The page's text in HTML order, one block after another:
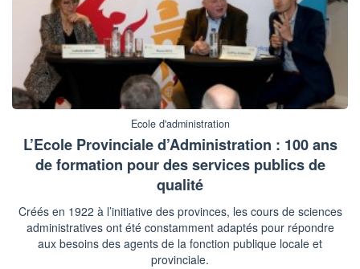
Ecole d'administration
L’Ecole Provinciale d’Administration : 100 ans
de formation pour des services publics de
qualité
Créés en 1922 à l’initiative des provinces, les cours de sciences
administratives ont été constamment adaptés pour répondre
aux besoins des agents de la fonction publique locale et
provinciale.